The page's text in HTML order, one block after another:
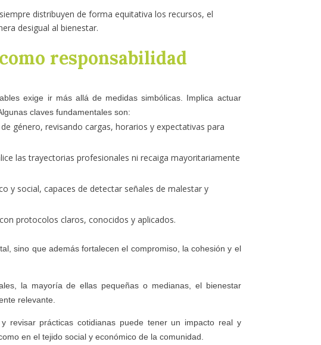
distribuyen de forma equitativa los recursos, el
desigual al bienestar.
responsabilidad
exige ir más allá de medidas simbólicas. Implica actuar
claves fundamentales son:
género, revisando cargas, horarios y expectativas para
las trayectorias profesionales ni recaiga mayoritariamente
y social, capaces de detectar señales de malestar y
protocolos claros, conocidos y aplicados.
sino que además fortalecen el compromiso, la cohesión y el
la mayoría de ellas pequeñas o medianas, el bienestar
relevante.
revisar prácticas cotidianas puede tener un impacto real y
en el tejido social y económico de la comunidad.